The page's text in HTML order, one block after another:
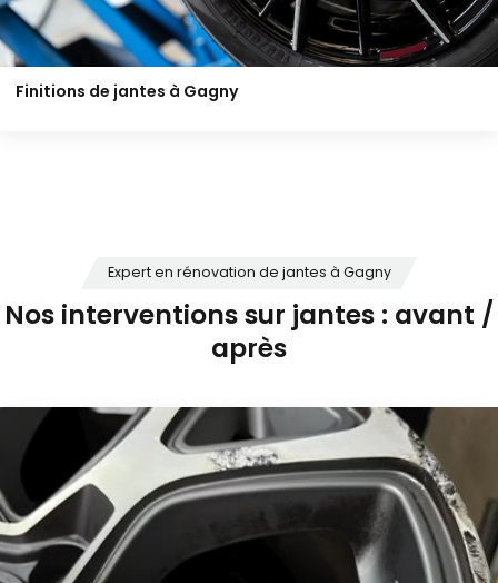
Finitions de jantes à Gagny
Nos interventions sur jantes : avant /
après
Expert en rénovation de jantes à Gagny